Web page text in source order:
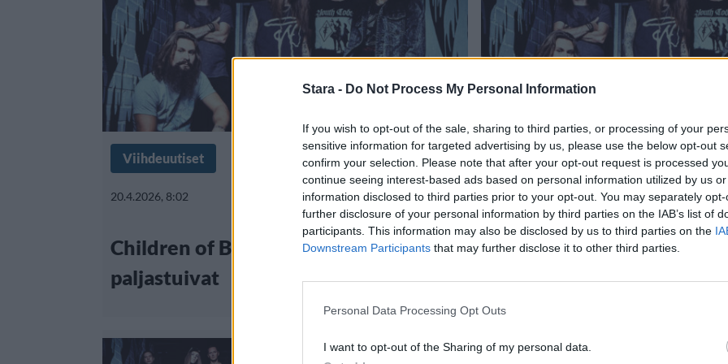
Stara - Do Not Process My Personal Information
If you wish to opt-out of the sale, sharing to third parties, or processing of your
sensitive information for targeted advertising by us, please use the below opt-out
confirm your selection. Please note that after your opt-out request is processed
continue seeing interest-based ads based on personal information utilized by us
information disclosed to third parties prior to your opt-out. You may separately
further disclosure of your personal information by third parties on the IAB’s list of
participants. This information may also be disclosed by us to third parties on the
Downstream Participants that may further disclose it to other third parties.
Personal Data Processing Opt Outs
I want to opt-out of the Sharing of my personal data.
Viihdeuutiset
20.4.2026, 8:02
Children of Bodomin suunnitelmat
paljastuivat
Viihdeuutiset
19.4.2025, 23:55
Children of Bodomin
julkaistaan elokuussa